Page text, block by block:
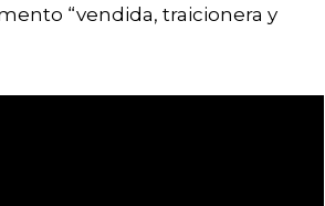
“vendida, traicionera y